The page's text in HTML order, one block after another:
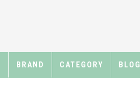
BRAND CATEGORY BLOG